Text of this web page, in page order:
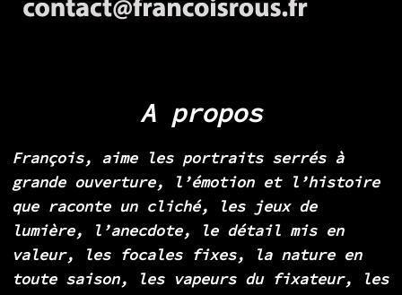
A propos
François, aime les portraits serrés à
grande ouverture, l’émotion et l’histoire
que raconte un cliché, les jeux de
lumière, l’anecdote, le détail mis en
valeur, les focales fixes, la nature en
toute saison, les vapeurs du fixateur, les